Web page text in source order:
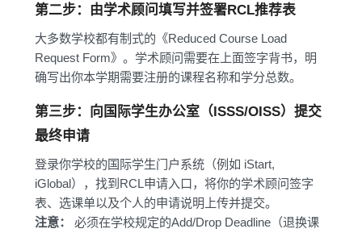
第二步：由学术顾问填写并签署RCL推荐表
大多数学校都有制式的《Reduced Course Load
Request Form》。学术顾问需要在上面签字背书，明
确写出你本学期需要注册的课程名称和学分总数。
第三步：向国际学生办公室（ISSS/OISS）提交
最终申请
登录你学校的国际学生门户系统（例如 iStart,
iGlobal），找到RCL申请入口，将你的学术顾问签字
表、选课单以及个人的申请说明上传并提交。
注意：
必须在学校规定的Add/Drop Deadline（退换课